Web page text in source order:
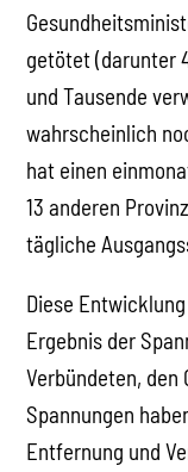
getötet (darunter
und Tausende
wahrscheinlich
hat einen
13 anderen
tägliche
Diese
Ergebnis der
Verbündeten, den
Spannungen
Entfernung und